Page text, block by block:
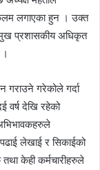
कलम लगाएका हुन । उक्त
प्रशासकीय अधिकृत
गराउने गरेकोले गर्दा
वर्ष देखि रहेको
लेखाई र सिकाईको
केही कर्मचारीहरुले